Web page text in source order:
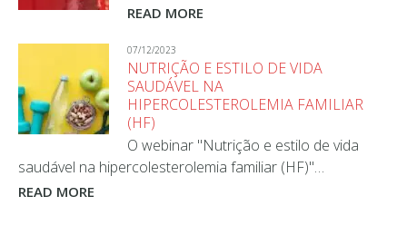
READ MORE
07/12/2023
NUTRIÇÃO E ESTILO DE VIDA
SAUDÁVEL NA
HIPERCOLESTEROLEMIA FAMILIAR
(HF)
O webinar "Nutrição e estilo de vida
saudável na hipercolesterolemia familiar (HF)"…
READ MORE